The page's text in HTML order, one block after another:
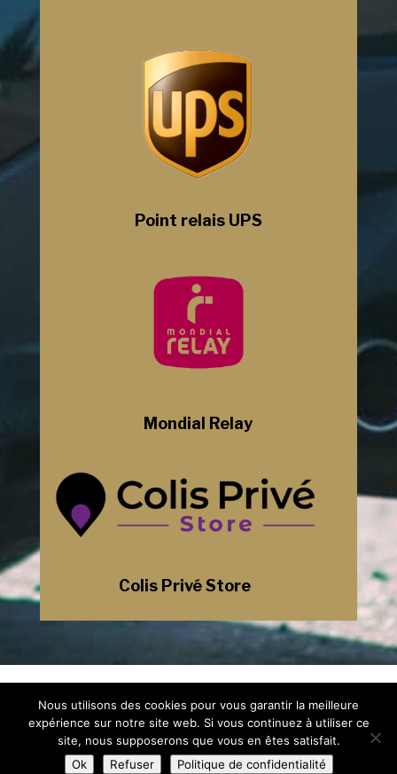
Point relais UPS
Mondial Relay
Colis Privé Store
Politique de Confidentialité
Plan du Site
Création Site Internet Saint-Etienne |
WEBILIKO |
Nous utilisons des cookies pour vous garantir la meilleure
expérience sur notre site web. Si vous continuez à utiliser ce
site, nous supposerons que vous en êtes satisfait.
Ok
Refuser Politique de confidentialité